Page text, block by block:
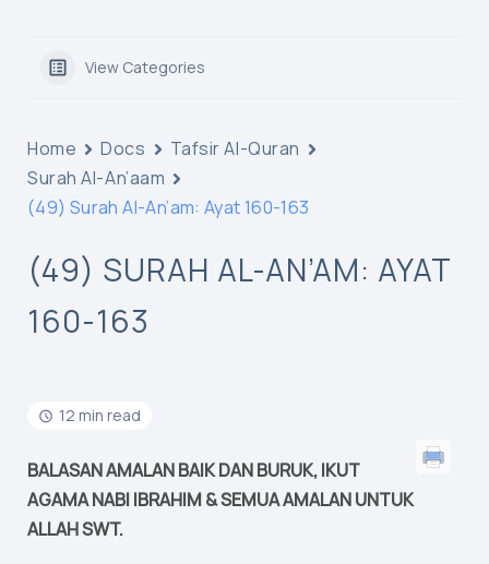
View Categories
Home Docs
Tafsir Al-Quran
Surah Al-An’aam
(49) Surah Al-An’am: Ayat 160-163
(49) SURAH AL-AN’AM: AYAT
160-163
12 min read
BALASAN AMALAN BAIK DAN BURUK, IKUT
AGAMA NABI IBRAHIM & SEMUA AMALAN UNTUK
ALLAH SWT.